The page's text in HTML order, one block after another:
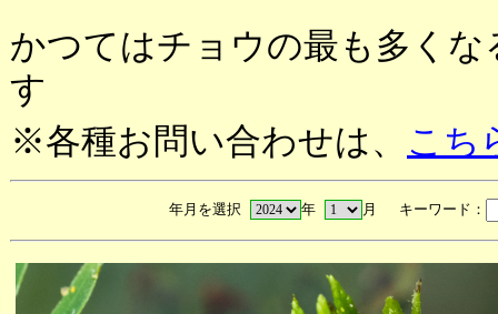
かつてはチョウの最も多く
す
※各種お問い合わせは、 こち
年月を選択 年 月 キーワード：